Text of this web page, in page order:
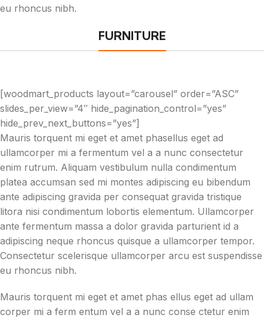
eu rhoncus nibh.
FURNITURE
[woodmart_products layout=”carousel” order=”ASC”
slides_per_view=”4″ hide_pagination_control=”yes”
hide_prev_next_buttons=”yes”]
Mauris torquent mi eget et amet phasellus eget ad
ullamcorper mi a fermentum vel a a nunc consectetur
enim rutrum. Aliquam vestibulum nulla condimentum
platea accumsan sed mi montes adipiscing eu bibendum
ante adipiscing gravida per consequat gravida tristique
litora nisi condimentum lobortis elementum. Ullamcorper
ante fermentum massa a dolor gravida parturient id a
adipiscing neque rhoncus quisque a ullamcorper tempor.
Consectetur scelerisque ullamcorper arcu est suspendisse
eu rhoncus nibh.
Mauris torquent mi eget et amet phas ellus eget ad ullam
corper mi a ferm entum vel a a nunc conse ctetur enim